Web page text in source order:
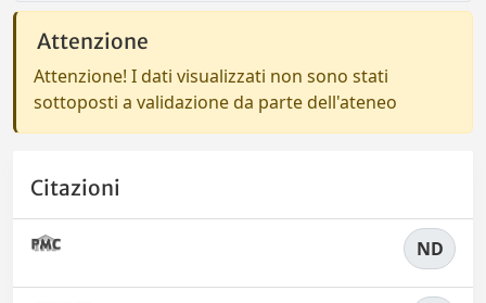
Attenzione
Attenzione! I dati visualizzati non sono stati
sottoposti a validazione da parte dell'ateneo
Citazioni
ND